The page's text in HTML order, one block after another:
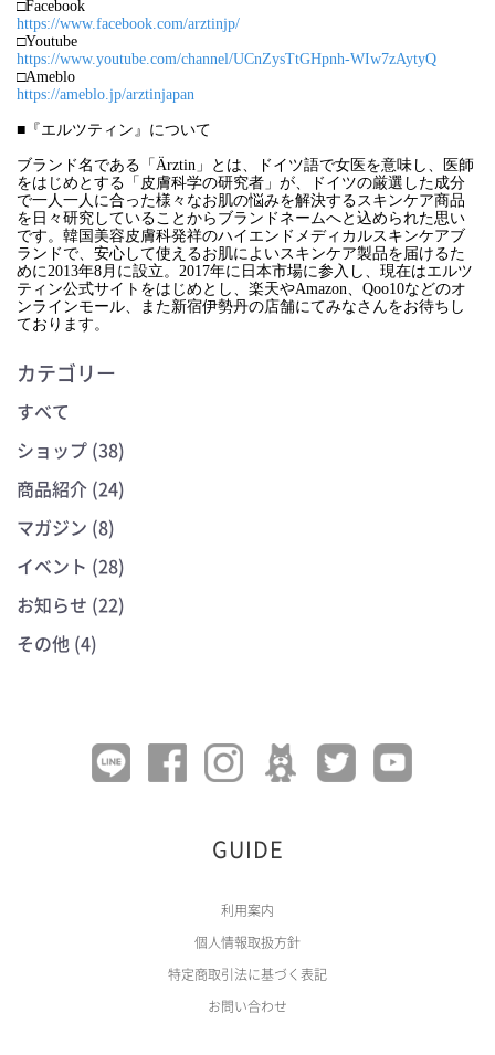
□Facebook
https://www.facebook.com/arztinjp/
□Youtube
https://www.youtube.com/channel/UCnZysTtGHpnh-WIw7zAytyQ
□Ameblo
https://ameblo.jp/arztinjapan
■『エルツティン』について
ブランド名である「Ärztin」とは、ドイツ語で女医を意味し、医師
をはじめとする「皮膚科学の研究者」が、ドイツの厳選した成分
で一人一人に合った様々なお肌の悩みを解決するスキンケア商品
を日々研究していることからブランドネームへと込められた思い
です。韓国美容皮膚科発祥のハイエンドメディカルスキンケアブ
ランドで、安心して使えるお肌によいスキンケア製品を届けるた
めに2013年8月に設立。2017年に日本市場に参入し、現在はエルツ
ティン公式サイトをはじめとし、楽天やAmazon、Qoo10などのオ
ンラインモール、また新宿伊勢丹の店舗にてみなさんをお待ちし
ております。​
カテゴリー
すべて
ショップ (38)
商品紹介 (24)
マガジン (8)
イベント (28)
お知らせ (22)
その他 (4)
GUIDE
利用案内
個人情報取扱方針
特定商取引法に基づく表記
お問い合わせ